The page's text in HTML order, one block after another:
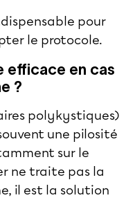
pour
le protocole.
efficace en cas
?
polykystiques)
une pilosité
sur le
ne traite pas la
il est la solution